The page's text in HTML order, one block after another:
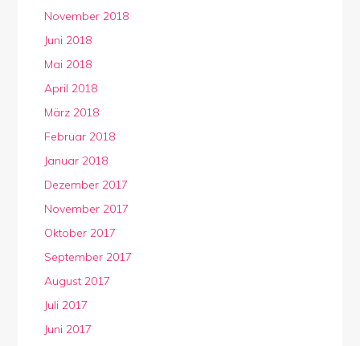
November 2018
Juni 2018
Mai 2018
April 2018
März 2018
Februar 2018
Januar 2018
Dezember 2017
November 2017
Oktober 2017
September 2017
August 2017
Juli 2017
Juni 2017